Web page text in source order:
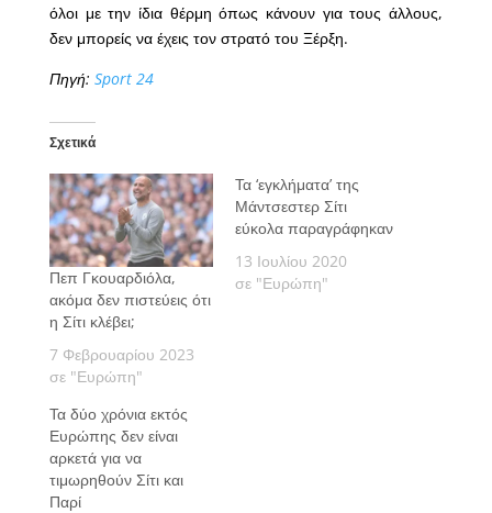
όλοι με την ίδια θέρμη όπως κάνουν για τους άλλους,
δεν μπορείς να έχεις τον στρατό του Ξέρξη.
Πηγή: Sport 24
Σχετικά
Πεπ Γκουαρδιόλα,
ακόμα δεν πιστεύεις ότι
η Σίτι κλέβει;
7 Φεβρουαρίου 2023
σε "Ευρώπη"
Τα ‘εγκλήματα’ της
Μάντσεστερ Σίτι
εύκολα παραγράφηκαν
13 Ιουλίου 2020
σε "Ευρώπη"
Τα δύο χρόνια εκτός
Ευρώπης δεν είναι
αρκετά για να
τιμωρηθούν Σίτι και
Παρί